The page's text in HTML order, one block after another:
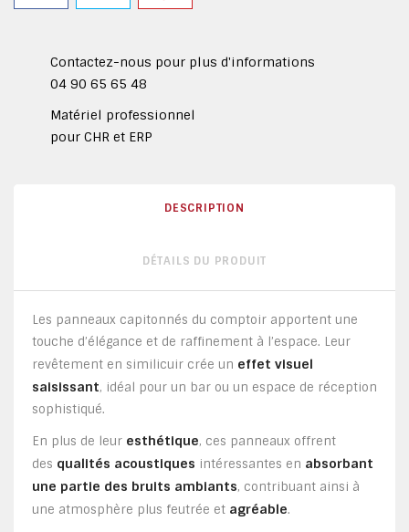
Contactez-nous pour plus d'informations
04 90 65 65 48
Matériel professionnel
pour CHR et ERP
DESCRIPTION
DÉTAILS DU PRODUIT
Les panneaux capitonnés du comptoir apportent une
touche d’élégance et de raffinement à l’espace. Leur
revêtement en similicuir crée un effet visuel
saisissant, idéal pour un bar ou un espace de réception
sophistiqué.
En plus de leur esthétique, ces panneaux offrent
des qualités acoustiques intéressantes en absorbant
une partie des bruits ambiants, contribuant ainsi à
une atmosphère plus feutrée et agréable.